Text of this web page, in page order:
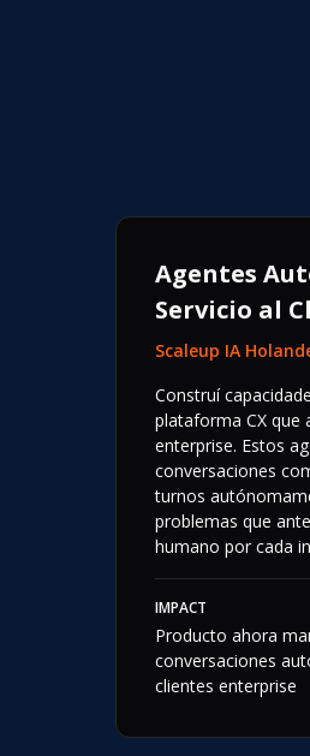
Agentes
Servicio al
Scaleup IA
Construí
plataforma CX que
enterprise. Estos
conversaciones
turnos
problemas que
humano por cada
IMPACT
Producto ahora
conversaciones
clientes enterprise